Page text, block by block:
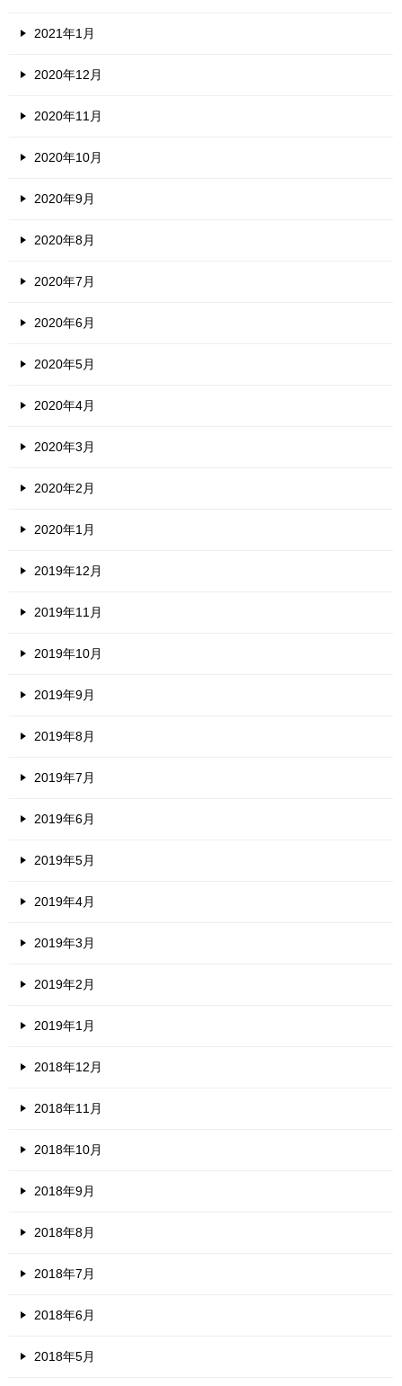
2021年1月
2020年12月
2020年11月
2020年10月
2020年9月
2020年8月
2020年7月
2020年6月
2020年5月
2020年4月
2020年3月
2020年2月
2020年1月
2019年12月
2019年11月
2019年10月
2019年9月
2019年8月
2019年7月
2019年6月
2019年5月
2019年4月
2019年3月
2019年2月
2019年1月
2018年12月
2018年11月
2018年10月
2018年9月
2018年8月
2018年7月
2018年6月
2018年5月